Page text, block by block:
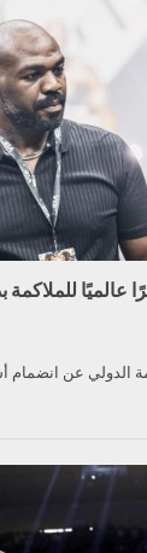
عالميًا للملاكمة
الدولي عن انضمام